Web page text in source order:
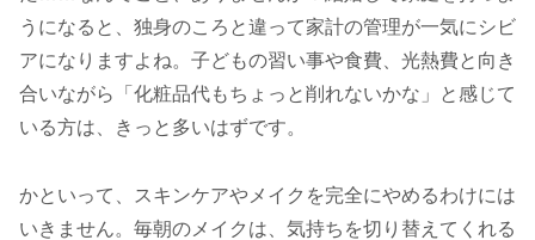
うになると、独身のころと違って家計の管理が一気にシビ
アになりますよね。子どもの習い事や食費、光熱費と向き
合いながら「化粧品代もちょっと削れないかな」と感じて
いる方は、きっと多いはずです。
かといって、スキンケアやメイクを完全にやめるわけには
いきません。毎朝のメイクは、気持ちを切り替えてくれる